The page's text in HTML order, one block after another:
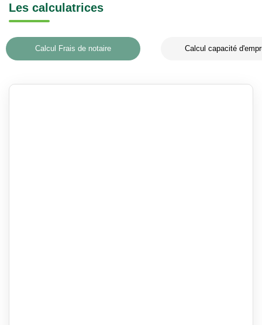
Les calculatrices
Calcul Frais de notaire Calcul capacité